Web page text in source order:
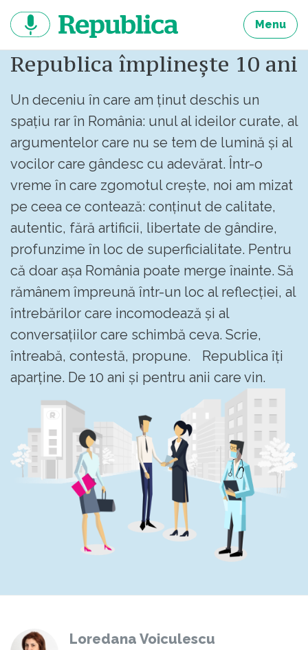
continut
Menu
Republica împlinește 10 ani
Un deceniu în care am ținut deschis un
spațiu rar în România: unul al ideilor curate, al
argumentelor care nu se tem de lumină și al
vocilor care gândesc cu adevărat. Într-o
vreme în care zgomotul crește, noi am mizat
pe ceea ce contează: conținut de calitate,
autentic, fără artificii, libertate de gândire,
profunzime în loc de superficialitate. Pentru
că doar așa România poate merge înainte. Să
rămânem împreună într-un loc al reflecției, al
întrebărilor care incomodează și al
conversațiilor care schimbă ceva. Scrie,
întreabă, contestă, propune. Republica îți
aparține. De 10 ani și pentru anii care vin.
Loredana Voiculescu